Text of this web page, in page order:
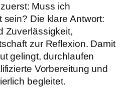
Muss ich
Die klare Antwort:
Zuverlässigkeit,
zur Reflexion. Damit
gelingt, durchlaufen
Vorbereitung und
begleitet.